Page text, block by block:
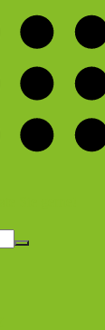
Suche